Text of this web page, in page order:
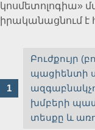
կոսմետոլոգիա»
իրականացնում է
Բուժքույր
պացիենտի
խմբերի
տեսքը և